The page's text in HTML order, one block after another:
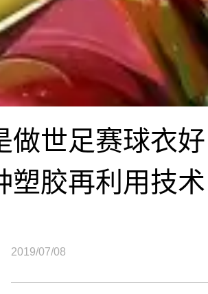
做世足赛球衣
塑胶再利用技术
2019/07/08